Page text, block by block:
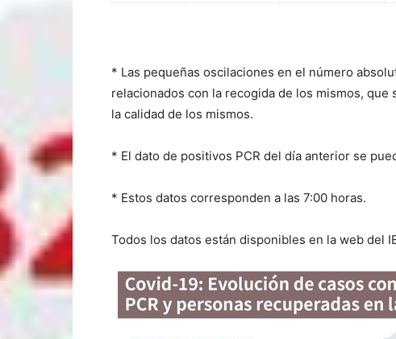
* Las pequeñas oscilaciones en el número
relacionados con la recogida de los mismos, que
la calidad de los mismos.
* El dato de positivos PCR del día anterior se
* Estos datos corresponden a las 7:00 horas.
Todos los datos están disponibles en la web del